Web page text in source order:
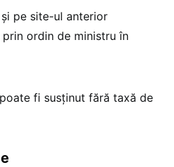
pe site-ul anterior
ordin de ministru în
fi susținut fără taxă de